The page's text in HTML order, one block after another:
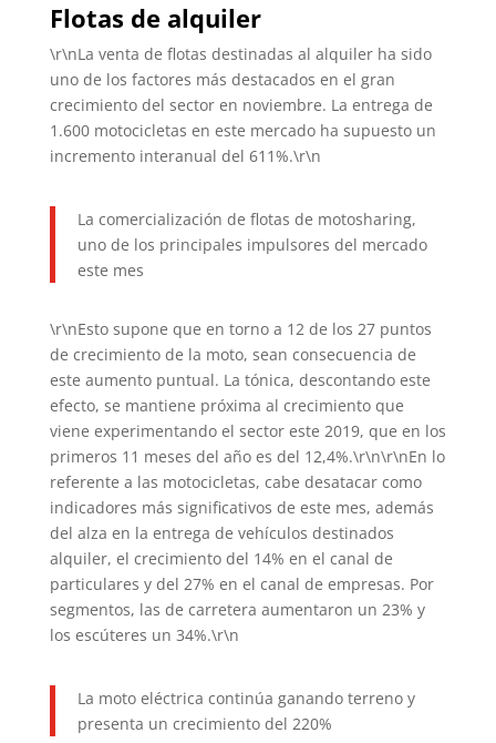
Flotas de alquiler
\r\nLa venta de flotas destinadas al alquiler ha sido
uno de los factores más destacados en el gran
crecimiento del sector en noviembre. La entrega de
1.600 motocicletas en este mercado ha supuesto un
incremento interanual del 611%.\r\n
La comercialización de flotas de motosharing,
uno de los principales impulsores del mercado
este mes
\r\nEsto supone que en torno a 12 de los 27 puntos
de crecimiento de la moto, sean consecuencia de
este aumento puntual. La tónica, descontando este
efecto, se mantiene próxima al crecimiento que
viene experimentando el sector este 2019, que en los
primeros 11 meses del año es del 12,4%.\r\n\r\nEn lo
referente a las motocicletas, cabe desatacar como
indicadores más significativos de este mes, además
del alza en la entrega de vehículos destinados
alquiler, el crecimiento del 14% en el canal de
particulares y del 27% en el canal de empresas. Por
segmentos, las de carretera aumentaron un 23% y
los escúteres un 34%.\r\n
La moto eléctrica continúa ganando terreno y
presenta un crecimiento del 220%